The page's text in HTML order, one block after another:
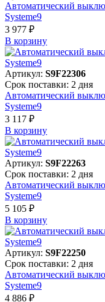
Автоматический
Systeme9
3 977 ₽
В корзинy
Артикул: S9F22306
Срок поставки: 2 дня
Автоматический
Systeme9
3 117 ₽
В корзинy
Артикул: S9F22263
Срок поставки: 2 дня
Автоматический
Systeme9
5 105 ₽
В корзинy
Артикул: S9F22250
Срок поставки: 2 дня
Автоматический
Systeme9
4 886 ₽